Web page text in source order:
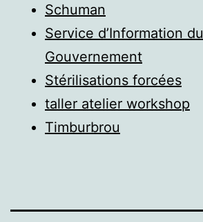
Schuman
Service d’Information du
Gouvernement
Stérilisations forcées
taller atelier workshop
Timburbrou